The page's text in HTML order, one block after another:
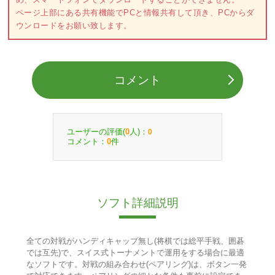
ページ上部にある共有機能でPCと情報共有して頂き、PCからダ
ウンロードをお願い致します。
コメント
ユーザーの評価(0 人)： 0
コメント： 0件
ソフト詳細説明
全ての対戦がハンディキャップ無し(将棋では総平手戦、囲碁
では互先)で、スイス式トーナメントで運用をする場合に最適
なソフトです。対戦の組み合わせ(ペアリング)は、ボタン一発